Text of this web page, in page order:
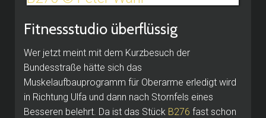
Fitnessstudio überflüssig
Wer jetzt meint mit dem Kurzbesuch der
Bundesstraße hätte sich das
Muskelaufbauprogramm für Oberarme erledigt wird
in Richtung Ulfa und dann nach Stornfels eines
Besseren belehrt. Da ist das Stück B276 fast schon